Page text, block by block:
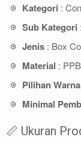
Kategori :
Sub Kategori
Jenis : Box
Material :
Pilihan Warna
Minimal
📏 Ukuran